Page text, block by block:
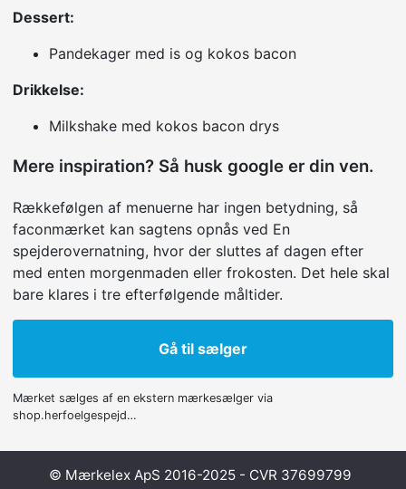
Dessert:
Pandekager med is og kokos bacon
Drikkelse:
Milkshake med kokos bacon drys
Mere inspiration? Så husk google er din ven.
Rækkefølgen af menuerne har ingen betydning, så
faconmærket kan sagtens opnås ved En
spejderovernatning, hvor der sluttes af dagen efter
med enten morgenmaden eller frokosten. Det hele skal
bare klares i tre efterfølgende måltider.
Gå til sælger
Mærket sælges af en ekstern mærkesælger via
shop.herfoelgespejd…
© Mærkelex ApS 2016-2025 - CVR 37699799